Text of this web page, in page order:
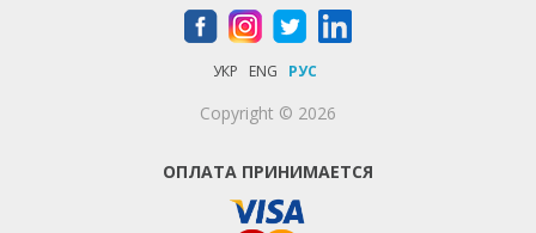
УКР ENG РУС
Copyright © 2026
ОПЛАТА ПРИНИМАЕТСЯ